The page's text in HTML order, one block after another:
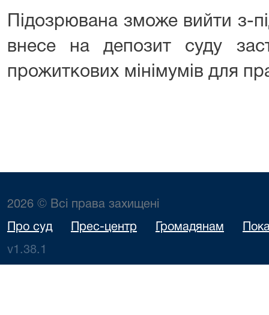
Підозрювана зможе вийти з-
внесе на депозит суду
прожиткових мінімумів для
2026 © Всі права захищені
Про суд Прес-центр Громадянам
v1.38.1